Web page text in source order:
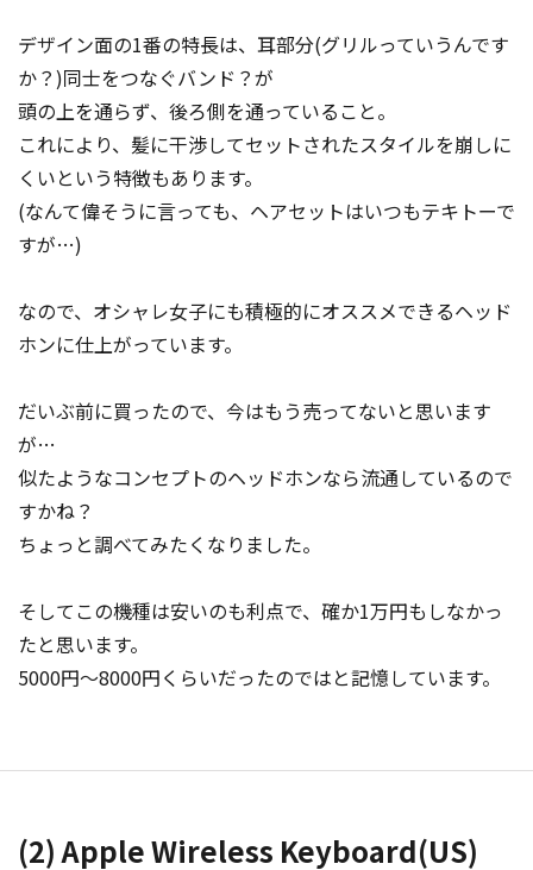
デザイン面の1番の特長は、耳部分(グリルっていうんです
か？)同士をつなぐバンド？が
頭の上を通らず、後ろ側を通っていること。
これにより、髪に干渉してセットされたスタイルを崩しに
くいという特徴もあります。
(なんて偉そうに言っても、ヘアセットはいつもテキトーで
すが…)
なので、オシャレ女子にも積極的にオススメできるヘッド
ホンに仕上がっています。
だいぶ前に買ったので、今はもう売ってないと思います
が…
似たようなコンセプトのヘッドホンなら流通しているので
すかね？
ちょっと調べてみたくなりました。
そしてこの機種は安いのも利点で、確か1万円もしなかっ
たと思います。
5000円～8000円くらいだったのではと記憶しています。
(2) Apple Wireless Keyboard(US)